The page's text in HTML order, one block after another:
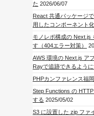
た 2026/06/07
React 共通パッケージ
用したコンポーネント
モノレポ構成の Next.js
す（404エラー対策）
AWS 環境の Next.js ア
Rayで追跡できるよう
PHPカンファレンス福
Step Functions の
する 2025/05/02
S3 に設置した zip ファ